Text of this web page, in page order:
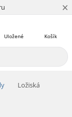
×
Košík
Uložené
Ložiská